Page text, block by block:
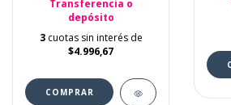
Transferencia o
depósito
3 cuotas sin interés de
$4.996,67